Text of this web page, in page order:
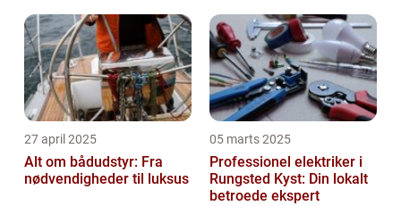
27 april 2025
Alt om bådudstyr: Fra
nødvendigheder til luksus
05 marts 2025
Professionel elektriker i
Rungsted Kyst: Din lokalt
betroede ekspert